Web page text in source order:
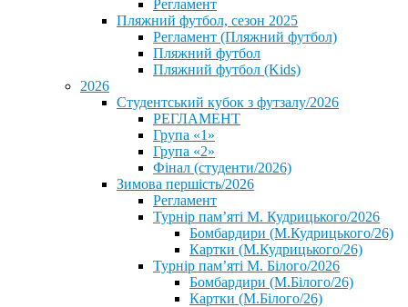
Регламент
Пляжний футбол, сезон 2025
Регламент (Пляжний футбол)
Пляжний футбол
Пляжний футбол (Kids)
2026
Студентський кубок з футзалу/2026
РЕГЛАМЕНТ
Група «1»
Група «2»
Фінал (студенти/2026)
⁨Зимова першість/2026⁩
Регламент
Турнір пам’яті М. Кудрицького/2026
Бомбардири (М.Кудрицького/26)
Картки (М.Кудрицького/26)
Турнір пам’яті М. Білого/2026
Бомбардири (М.Білого/26)
Картки (М.Білого/26)